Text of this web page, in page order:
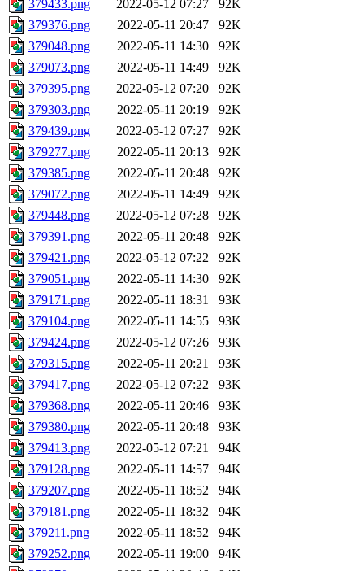
379433.png
2022-05-12 07:27
92K
379376.png
2022-05-11 20:47
92K
379048.png
2022-05-11 14:30
92K
379073.png
2022-05-11 14:49
92K
379395.png
2022-05-12 07:20
92K
379303.png
2022-05-11 20:19
92K
379439.png
2022-05-12 07:27
92K
379277.png
2022-05-11 20:13
92K
379385.png
2022-05-11 20:48
92K
379072.png
2022-05-11 14:49
92K
379448.png
2022-05-12 07:28
92K
379391.png
2022-05-11 20:48
92K
379421.png
2022-05-12 07:22
92K
379051.png
2022-05-11 14:30
92K
379171.png
2022-05-11 18:31
93K
379104.png
2022-05-11 14:55
93K
379424.png
2022-05-12 07:26
93K
379315.png
2022-05-11 20:21
93K
379417.png
2022-05-12 07:22
93K
379368.png
2022-05-11 20:46
93K
379380.png
2022-05-11 20:48
93K
379413.png
2022-05-12 07:21
94K
379128.png
2022-05-11 14:57
94K
379207.png
2022-05-11 18:52
94K
379181.png
2022-05-11 18:32
94K
379211.png
2022-05-11 18:52
94K
379252.png
2022-05-11 19:00
94K